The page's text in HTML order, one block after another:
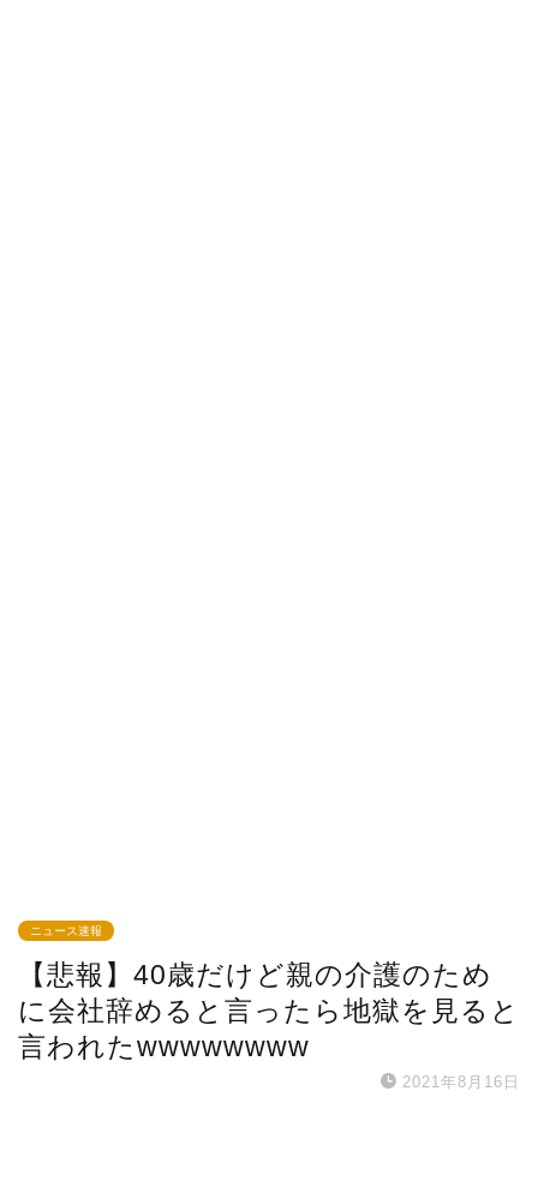
ニュース速報
【悲報】40歳だけど親の介護のため
に会社辞めると言ったら地獄を見ると
言われたwwwwwwww
2021年8月16日